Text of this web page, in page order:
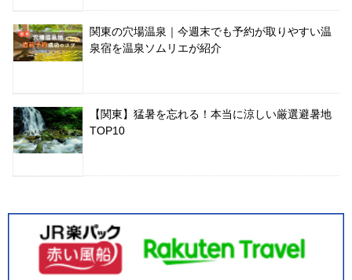
関東の穴場温泉｜今週末でも予約が取りやすい温
泉宿を温泉ソムリエが紹介
【関東】猛暑を忘れる！本当に涼しい厳選避暑地
TOP10